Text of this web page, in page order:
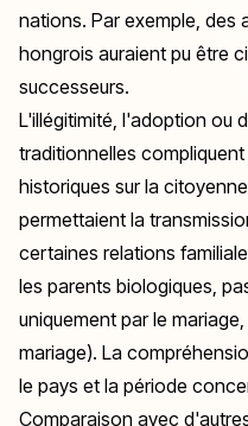
nations. Par exemple, des
hongrois auraient pu être
successeurs.
L'illégitimité, l'adoption ou
traditionnelles
historiques sur la
permettaient la
certaines relations
les parents biologiques,
uniquement par le
mariage). La
le pays et la période
Comparaison avec